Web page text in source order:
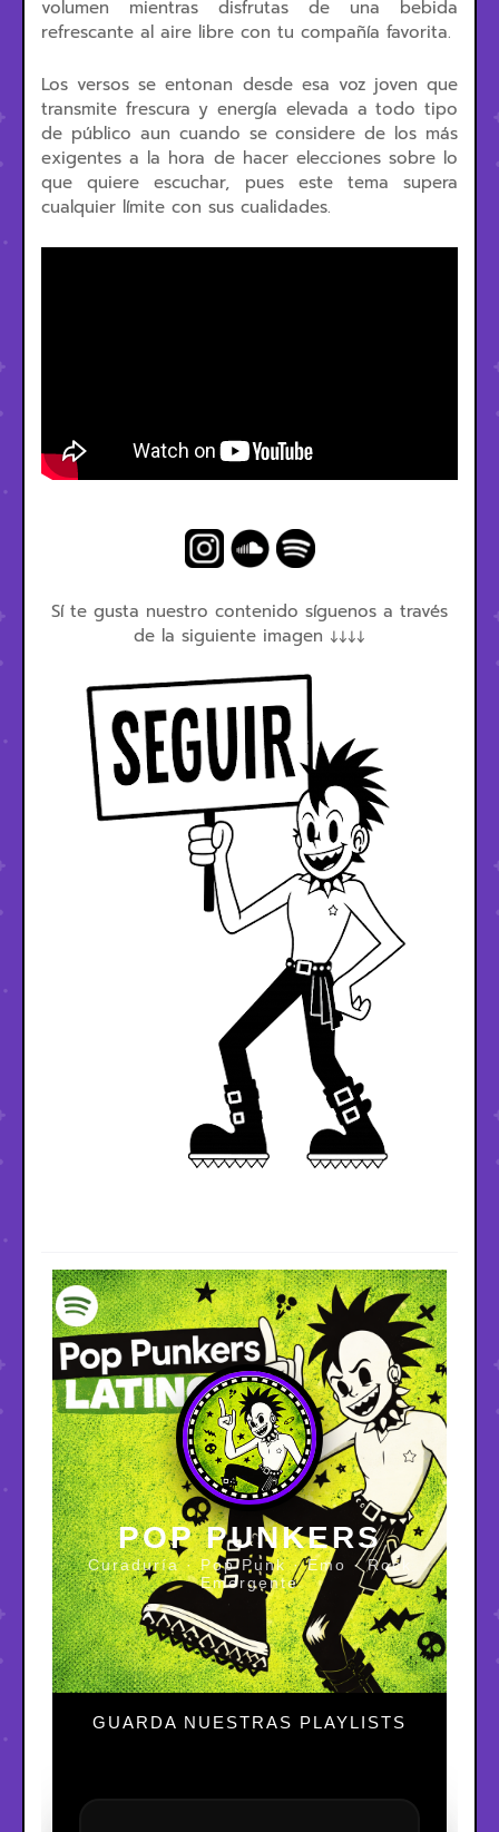
volumen mientras disfrutas de una bebida
refrescante al aire libre con tu compañía favorita.
Los versos se entonan desde esa voz joven que
transmite frescura y energía elevada a todo tipo
de público aun cuando se considere de los más
exigentes a la hora de hacer elecciones sobre lo
que quiere escuchar, pues este tema supera
cualquier límite con sus cualidades.
Sí te gusta nuestro contenido síguenos a través
de la siguiente imagen ↓↓↓↓
POP PUNKERS
Curaduría · Pop Punk · Emo · Rock
Emergente
GUARDA NUESTRAS PLAYLISTS